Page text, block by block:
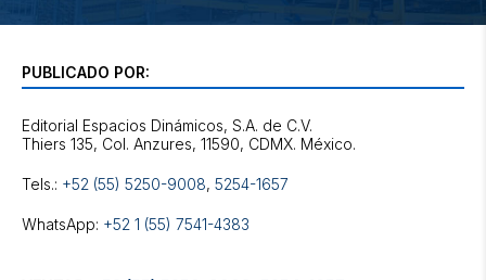
PUBLICADO POR:
Editorial Espacios Dinámicos, S.A. de C.V.
Tels.: +52 (55) 5250-9008, 5254-1657
WhatsApp: +52 1 (55) 7541-4383